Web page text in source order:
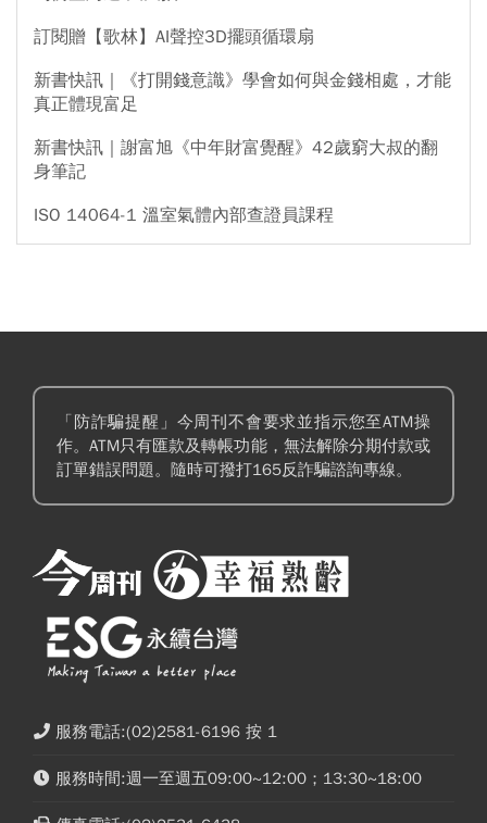
訂閱贈【歌林】AI聲控3D擺頭循環扇
新書快訊｜《打開錢意識》學會如何與金錢相處，才能
真正體現富足
新書快訊｜謝富旭《中年財富覺醒》42歲窮大叔的翻
身筆記
ISO 14064-1 溫室氣體內部查證員課程
「防詐騙提醒」今周刊不會要求並指示您至ATM操
作。ATM只有匯款及轉帳功能，無法解除分期付款或
訂單錯誤問題。隨時可撥打165反詐騙諮詢專線。
服務電話:(02)2581-6196 按 1
服務時間:週一至週五09:00~12:00；13:30~18:00